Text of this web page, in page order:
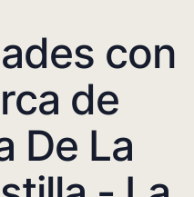
con
de
De La